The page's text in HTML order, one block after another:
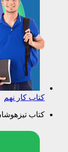
کتاب کار نهم
کتاب